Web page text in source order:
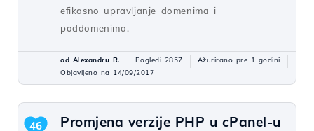
efikasno upravljanje domenima i
poddomenima.
od Alexandru R. Pogledi 2857
Ažurirano pre 1 godini
Objavljeno na 14/09/2017
Promjena verzije PHP u cPanel-u
46